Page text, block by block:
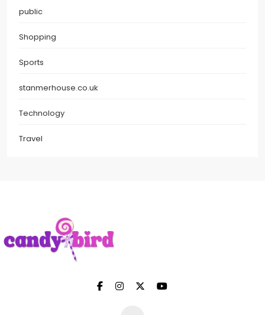
public
Shopping
Sports
stanmerhouse.co.uk
Technology
Travel
Candy Bird